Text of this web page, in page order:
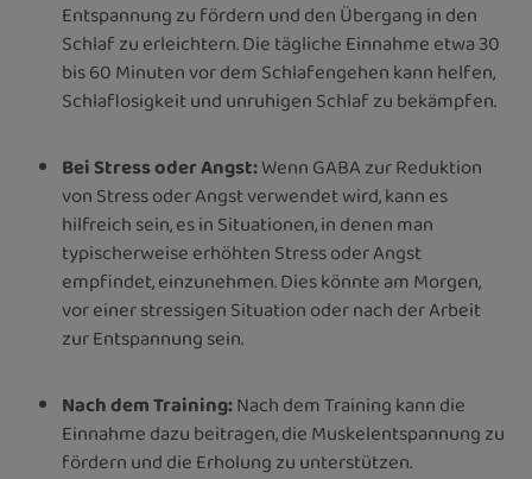
Entspannung zu fördern und den Übergang in den
Schlaf zu erleichtern. Die tägliche Einnahme etwa 30
bis 60 Minuten vor dem Schlafengehen kann helfen,
Schlaflosigkeit und unruhigen Schlaf zu bekämpfen.
Bei Stress oder Angst:Wenn GABA zur Reduktion
von Stress oder Angst verwendet wird, kann es
hilfreich sein, es in Situationen, in denen man
typischerweise erhöhten Stress oder Angst
empfindet, einzunehmen. Dies könnte am Morgen,
vor einer stressigen Situation oder nach der Arbeit
zur Entspannung sein.
Nach dem Training:Nach dem Training kann die
Einnahme dazu beitragen, die Muskelentspannung zu
fördern und die Erholung zu unterstützen.